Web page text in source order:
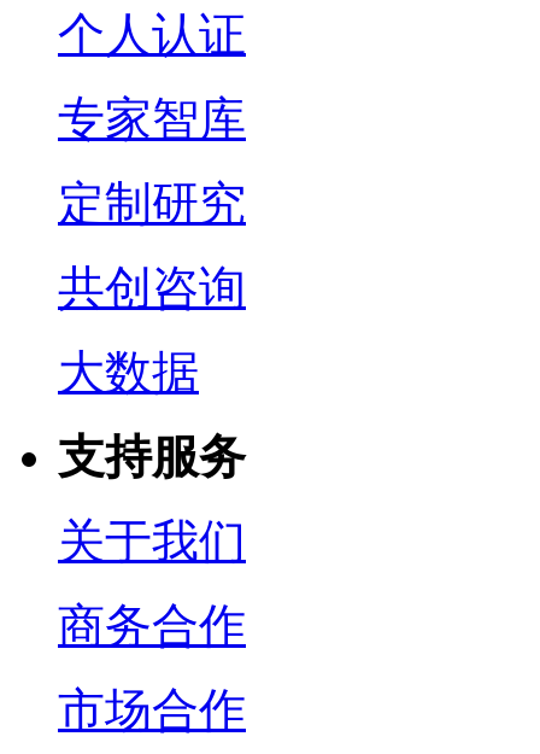
个人认证
专家智库
定制研究
共创咨询
大数据
支持服务
关于我们
商务合作
市场合作